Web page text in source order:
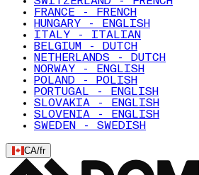
FRANCE - FRENCH
HUNGARY - ENGLISH
ITALY - ITALIAN
BELGIUM - DUTCH
NETHERLANDS - DUTCH
NORWAY - ENGLISH
POLAND - POLISH
PORTUGAL - ENGLISH
SLOVAKIA - ENGLISH
SLOVENIA - ENGLISH
SWEDEN - SWEDISH
CA/fr